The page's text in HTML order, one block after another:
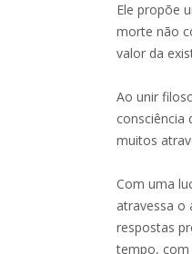
Ele propõe
morte não
valor da
Ao unir
consciência
muitos
Com uma
atravessa o
respostas
tempo, com